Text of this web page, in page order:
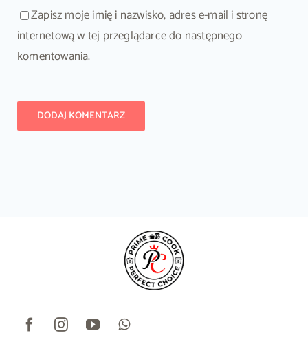
Zapisz moje imię i nazwisko, adres e-mail i stronę
internetową w tej przeglądarce do następnego
komentowania.